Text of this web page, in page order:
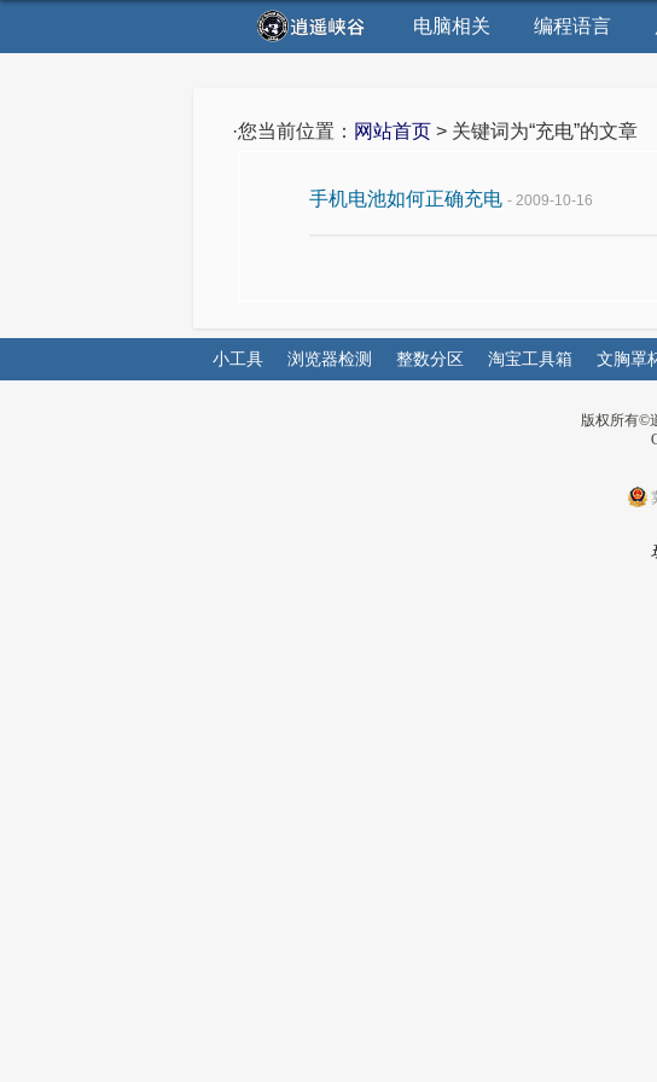
电脑相关 编程语言
·您当前位置： 网站首页 > 关键词为“充电”的文章
手机电池如何正确充电 - 2009-10-16
小工具 浏览器检测 整数分区 淘宝工具箱 文胸罩
版权所有©